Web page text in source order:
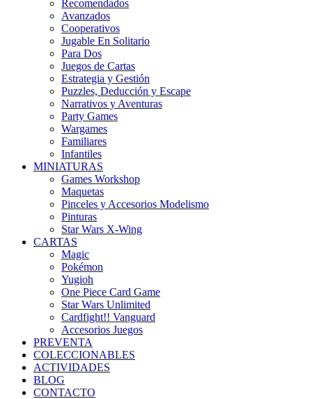
Recomendados
Avanzados
Cooperativos
Jugable En Solitario
Para Dos
Juegos de Cartas
Estrategia y Gestión
Puzzles, Deducción y Escape
Narrativos y Aventuras
Party Games
Wargames
Familiares
Infantiles
MINIATURAS
Games Workshop
Maquetas
Pinceles y Accesorios Modelismo
Pinturas
Star Wars X-Wing
CARTAS
Magic
Pokémon
Yugioh
One Piece Card Game
Star Wars Unlimited
Cardfight!! Vanguard
Accesorios Juegos
PREVENTA
COLECCIONABLES
ACTIVIDADES
BLOG
CONTACTO